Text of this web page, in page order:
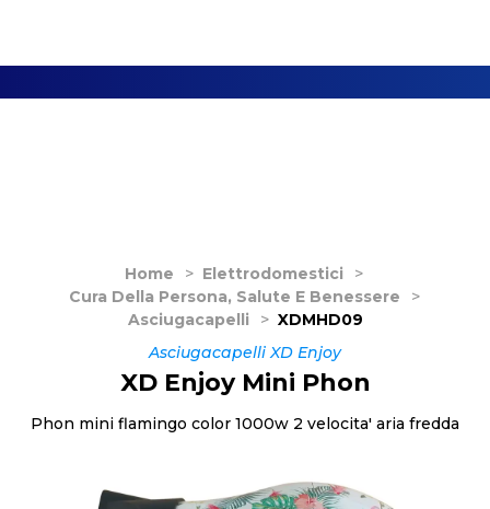
Home > Elettrodomestici
>
Cura Della Persona, Salute E Benessere
>
Asciugacapelli
> XDMHD09
Asciugacapelli XD Enjoy
XD Enjoy Mini Phon
Phon mini flamingo color 1000w 2 velocita' aria fredda